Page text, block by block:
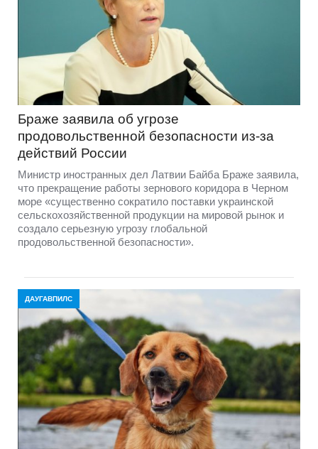
Браже заявила об угрозе
продовольственной безопасности из-за
действий России
Министр иностранных дел Латвии Байба Браже заявила,
что прекращение работы зернового коридора в Черном
море «существенно сократило поставки украинской
сельскохозяйственной продукции на мировой рынок и
создало серьезную угрозу глобальной
продовольственной безопасности».
ДАУГАВПИЛС